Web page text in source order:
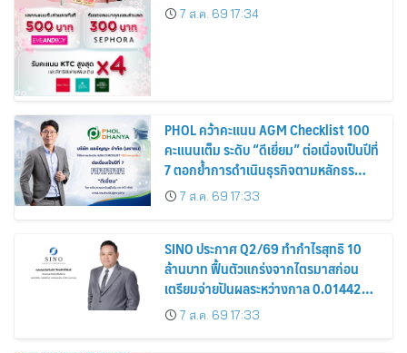
7 ส.ค. 69 17:34
PHOL คว้าคะแนน AGM Checklist 100
คะแนนเต็ม ระดับ “ดีเยี่ยม” ต่อเนื่องเป็นปีที่
7 ตอกย้ำการดำเนินธุรกิจตามหลักธร
รมาภิบาล โปร่งใส สร้างความเชื่อมั่นผู้ถือ
หุ้น
7 ส.ค. 69 17:33
SINO ประกาศ Q2/69 ทำกำไรสุทธิ 10
ล้านบาท ฟื้นตัวแกร่งจากไตรมาสก่อน
เตรียมจ่ายปันผลระหว่างกาล 0.014423
บาทต่อหุ้น ครึ่งปีหลังมุ่งเติบโตต่อเนื่อง
7 ส.ค. 69 17:33